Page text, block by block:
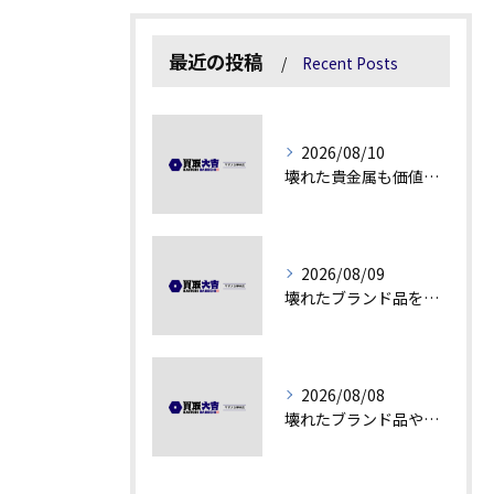
最近の投稿 Recent Posts
2026/08/10
壊れた貴金属も価値を見極める方法
2026/08/09
壊れたブランド品を高額査定に変える秘訣
2026/08/08
壊れたブランド品や汚れアクセサリーの買取価値解説